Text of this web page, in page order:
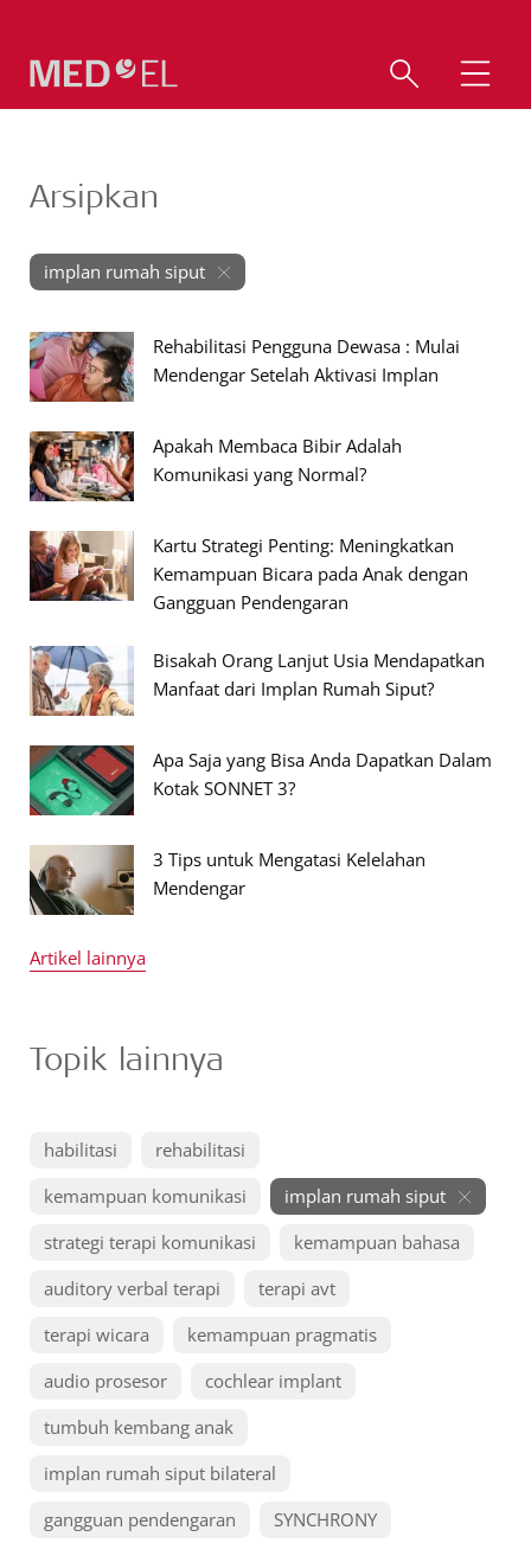
Arsipkan
implan rumah siput
Rehabilitasi Pengguna Dewasa : Mulai
Mendengar Setelah Aktivasi Implan
Apakah Membaca Bibir Adalah
Komunikasi yang Normal?
Kartu Strategi Penting: Meningkatkan
Kemampuan Bicara pada Anak dengan
Gangguan Pendengaran
Bisakah Orang Lanjut Usia Mendapatkan
Manfaat dari Implan Rumah Siput?
Apa Saja yang Bisa Anda Dapatkan Dalam
Kotak SONNET 3?
3 Tips untuk Mengatasi Kelelahan
Mendengar
Artikel lainnya
Topik lainnya
habilitasi
rehabilitasi
kemampuan komunikasi
implan rumah siput
strategi terapi komunikasi
kemampuan bahasa
auditory verbal terapi
terapi avt
terapi wicara
kemampuan pragmatis
audio prosesor
cochlear implant
tumbuh kembang anak
implan rumah siput bilateral
gangguan pendengaran
SYNCHRONY